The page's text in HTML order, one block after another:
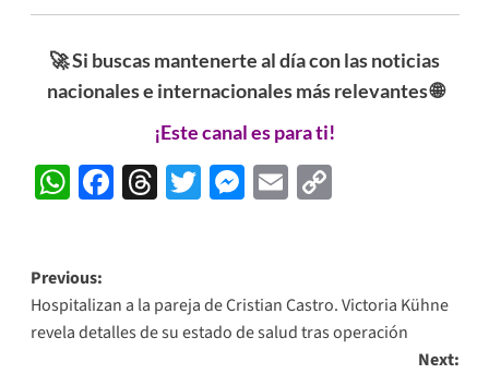
🚀 Si buscas mantenerte al día con las noticias
nacionales e internacionales más relevantes 🌐
¡Este canal es para ti!
WhatsApp
Facebook
Threads
Twitter
Messenger
EmailCopy
Post
navigation
Previous:
Hospitalizan a la pareja de Cristian Castro. Victoria Kühne
revela detalles de su estado de salud tras operación
Next: